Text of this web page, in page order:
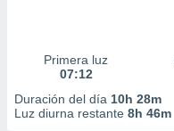
Primera luz
07:12
Duración del día 10h 28m
Luz diurna restante 8h 46m